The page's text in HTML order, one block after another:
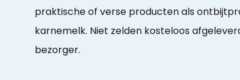
praktische of verse producten als
karnemelk. Niet zelden kosteloos
bezorger.